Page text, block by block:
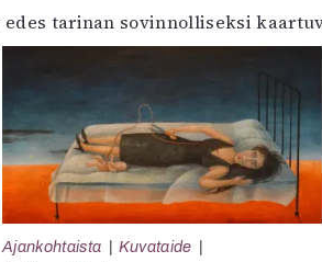
tarinan sovinnolliseksi
Ajankohtaista
Kuvataide